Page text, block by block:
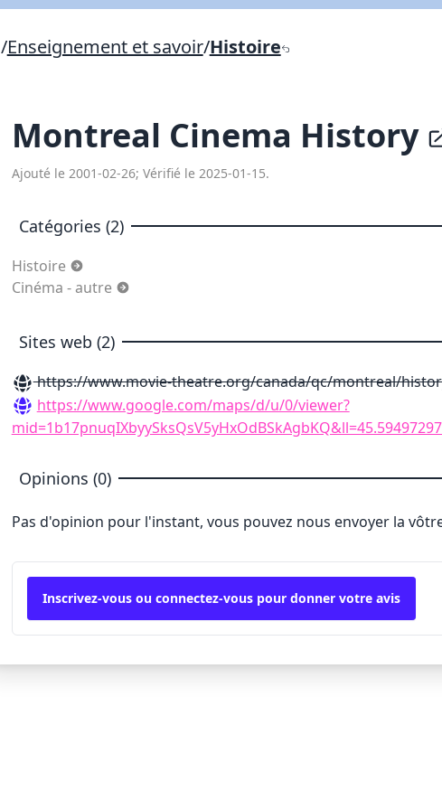
/Enseignement et savoir/Histoire
Montreal Cinema History
Ajouté le 2001-02-26; Vérifié le 2025-01-15.
Catégories (2)
Histoire
Cinéma - autre
Sites web (2)
https://www.movie-theatre.org/canada/qc/montreal/
https://www.google.com/maps/d/u/0/viewer?
Opinions (0)
Pas d'opinion pour l'instant, vous pouvez nous envoyer la
Inscrivez-vous ou connectez-vous pour donner votre avis
X